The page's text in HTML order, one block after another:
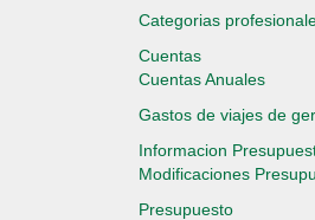
Categorias
Cuentas
Cuentas Anuales
Gastos de viajes de
Informacion
Modificaciones
Presupuesto